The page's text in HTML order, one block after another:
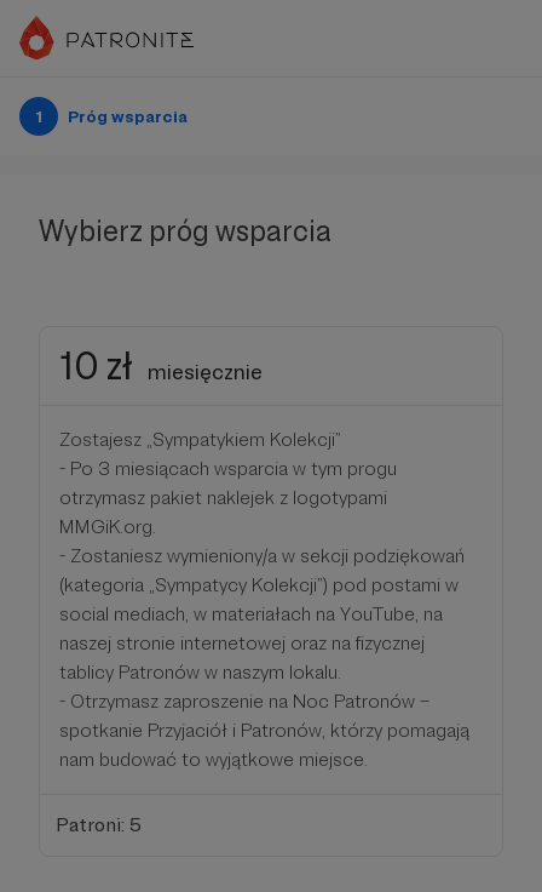
1 Próg wsparcia
Wybierz próg wsparcia
10 zł miesięcznie
Zostajesz „Sympatykiem Kolekcji”
- Po 3 miesiącach wsparcia w tym progu
otrzymasz pakiet naklejek z logotypami
MMGiK.org.
- Zostaniesz wymieniony/a w sekcji podziękowań
(kategoria „Sympatycy Kolekcji”) pod postami w
social mediach, w materiałach na YouTube, na
naszej stronie internetowej oraz na fizycznej
tablicy Patronów w naszym lokalu.
- Otrzymasz zaproszenie na Noc Patronów –
spotkanie Przyjaciół i Patronów, którzy pomagają
nam budować to wyjątkowe miejsce.
Patroni: 5